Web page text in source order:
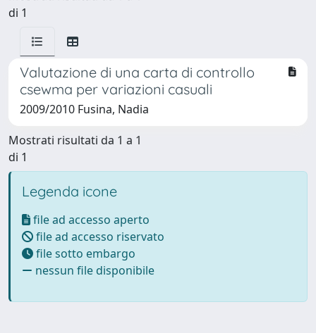
di 1
Valutazione di una carta di controllo
csewma per variazioni casuali
2009/2010 Fusina, Nadia
Mostrati risultati da 1 a 1
di 1
Legenda icone
file ad accesso aperto
file ad accesso riservato
file sotto embargo
nessun file disponibile